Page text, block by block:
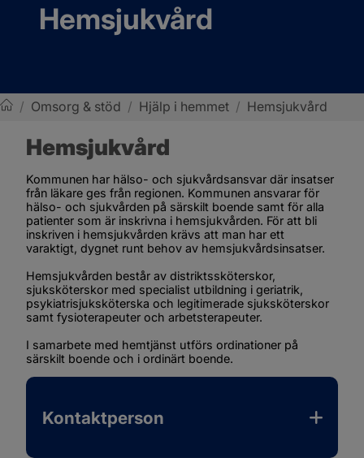
Hemsjukvård
/ Omsorg & stöd / Hjälp i hemmet / Hemsjukvård
Hemsjukvård
Kommunen har hälso- och sjukvårdsansvar där insatser
från läkare ges från regionen. Kommunen ansvarar för
hälso- och sjukvården på särskilt boende samt för alla
patienter som är inskrivna i hemsjukvården. För att bli
inskriven i hemsjukvården krävs att man har ett
varaktigt, dygnet runt behov av hemsjukvårdsinsatser.
Hemsjukvården består av distriktssköterskor,
sjuksköterskor med specialist utbildning i geriatrik,
psykiatrisjuksköterska och legitimerade sjuksköterskor
samt fysioterapeuter och arbetsterapeuter.
I samarbete med hemtjänst utförs ordinationer på
särskilt boende och i ordinärt boende.
Kontaktperson